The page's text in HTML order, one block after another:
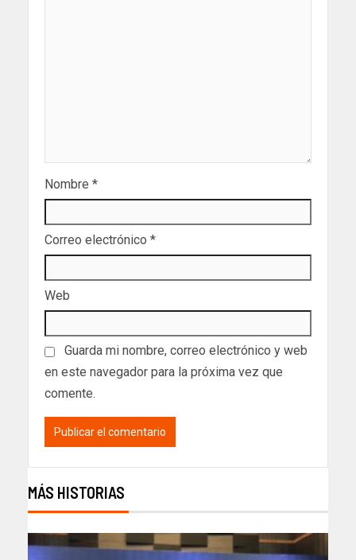
Nombre *
Correo electrónico *
Web
Guarda mi nombre, correo electrónico y web
en este navegador para la próxima vez que
comente.
MÁS HISTORIAS